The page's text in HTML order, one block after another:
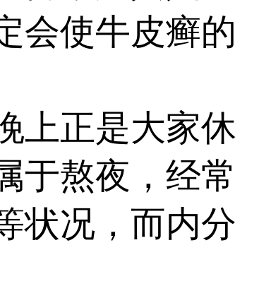
会使牛皮癣的
正是大家休
于熬夜，经常
状况，而内分